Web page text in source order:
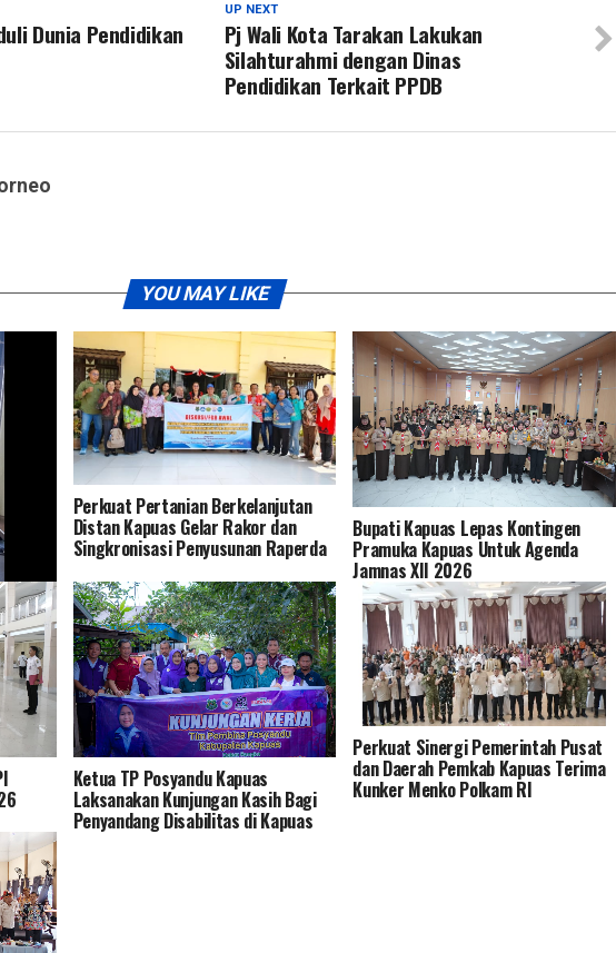
UP NEXT
Pj Wali Kota Tarakan Lakukan
Silahturahmi dengan Dinas
Pendidikan Terkait PPDB
Dunia Pendidikan
YOU MAY LIKE
Perkuat Pertanian Berkelanjutan
Distan Kapuas Gelar Rakor dan
Singkronisasi Penyusunan Raperda
Bupati Kapuas Lepas Kontingen
Pramuka Kapuas Untuk Agenda
Jamnas XII 2026
Ketua TP Posyandu Kapuas
Laksanakan Kunjungan Kasih Bagi
Penyandang Disabilitas di Kapuas
Perkuat Sinergi Pemerintah Pusat
dan Daerah Pemkab Kapuas Terima
Kunker Menko Polkam RI